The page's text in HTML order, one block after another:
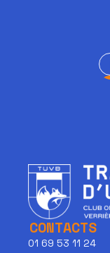
CONTACTS
01 69 53 11 24